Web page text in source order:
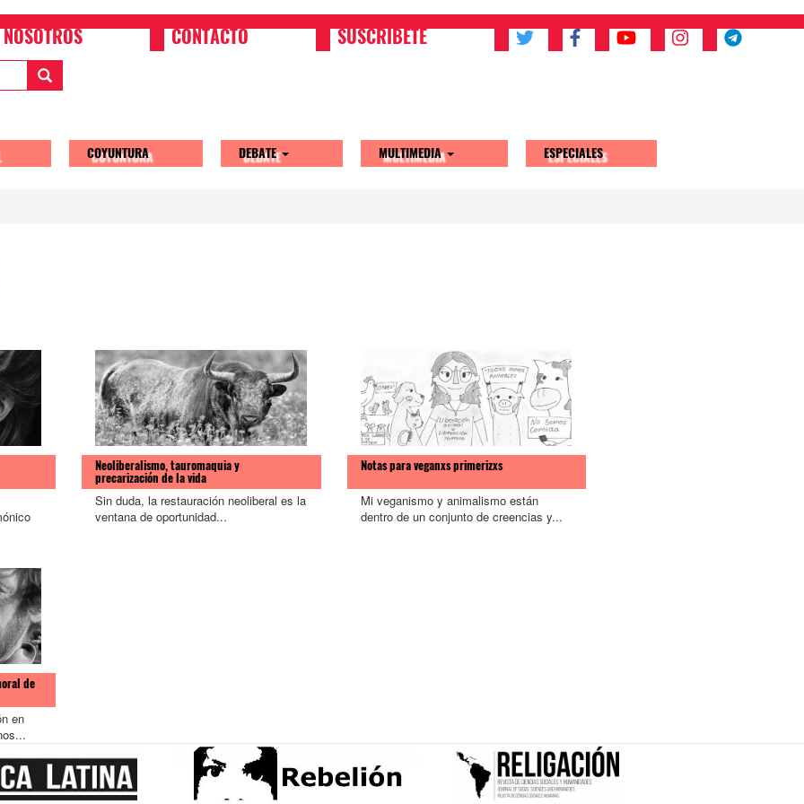
NOSOTROS CONTACTO SUSCRIBETE
COYUNTURA DEBATE MULTIMEDIA ESPECIALES
Neoliberalismo, tauromaquia y
precarización de la vida
Sin duda, la restauración neoliberal es la
ventana de oportunidad...
Notas para veganxs primerizxs
Mi veganismo y animalismo están
dentro de un conjunto de creencias y...
de
en